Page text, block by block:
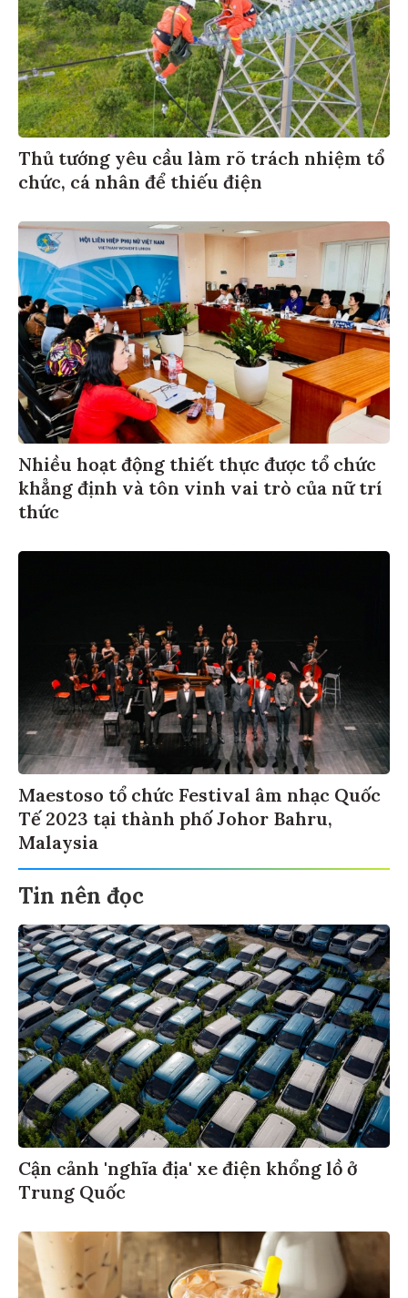
Thủ tướng yêu cầu làm rõ trách nhiệm tổ
chức, cá nhân để thiếu điện
Nhiều hoạt động thiết thực được tổ chức
khẳng định và tôn vinh vai trò của nữ trí
thức
Maestoso tổ chức Festival âm nhạc Quốc
Tế 2023 tại thành phố Johor Bahru,
Malaysia
Tin nên đọc
Cận cảnh 'nghĩa địa' xe điện khổng lồ ở
Trung Quốc